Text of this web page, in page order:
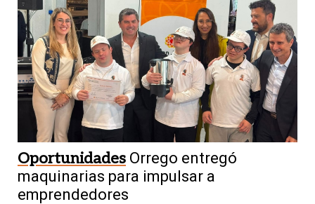
Oportunidades Orrego entregó
maquinarias para impulsar a
emprendedores